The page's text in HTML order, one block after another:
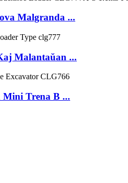
Malgranda ...
Malantaŭan ...
Trena B ...